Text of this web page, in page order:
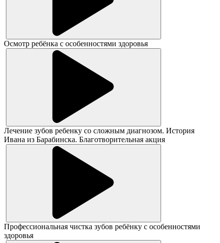
Осмотр ребёнка с особенностями здоровья
Лечение зубов ребенку со сложным диагнозом. История
Ивана из Барабинска. Благотворительная акция
Профессиональная чистка зубов ребёнку с особенностями
здоровья